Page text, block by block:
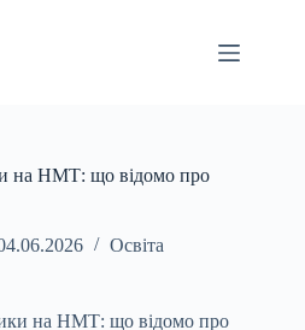
на НМТ: що відомо про
Освіта